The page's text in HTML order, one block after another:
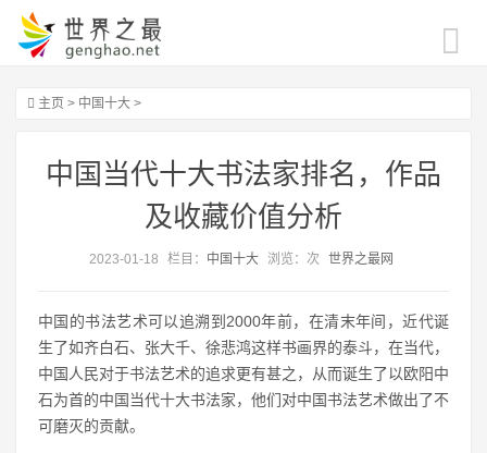
主页 > 中国十大 >
中国当代十大书法家排名，作品
及收藏价值分析
2023-01-18 栏目： 中国十大 浏览： 次 世界之最网
中国的书法艺术可以追溯到2000年前，在清末年间，近代诞
生了如齐白石、张大千、徐悲鸿这样书画界的泰斗，在当代，
中国人民对于书法艺术的追求更有甚之，从而诞生了以欧阳中
石为首的中国当代十大书法家，他们对中国书法艺术做出了不
可磨灭的贡献。